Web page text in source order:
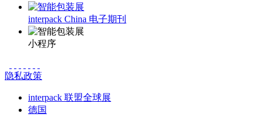
interpack China 电子期刊
小程序
隐私政策
interpack 联盟全球展
德国